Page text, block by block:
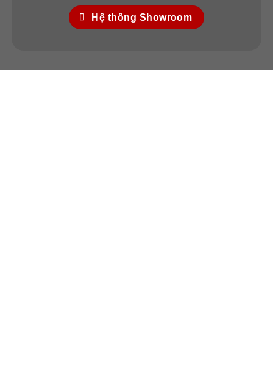
Xưởng SX III: Số 35T2 Vườn Lài, P. An Phú
Đông, Q. 12, HCM
Hệ thống Showroom